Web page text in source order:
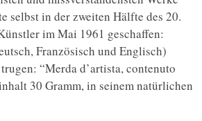
selbst in der zweiten Hälfte des 20.
im Mai 1961 geschaffen:
Französisch und Englisch)
“Merda d’artista, contenuto
30 Gramm, in seinem natürlichen